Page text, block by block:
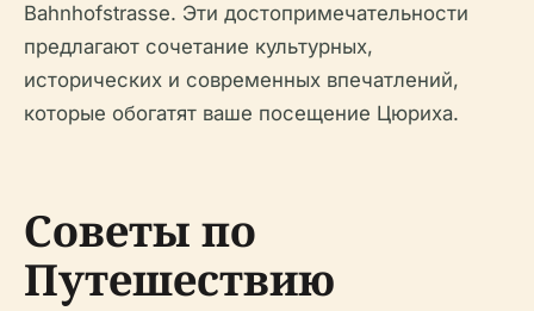
Bahnhofstrasse. Эти достопримечательности
предлагают сочетание культурных,
исторических и современных впечатлений,
которые обогатят ваше посещение Цюриха.
Советы по
Путешествию